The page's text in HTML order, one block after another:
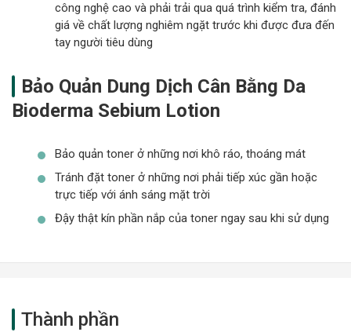
công nghệ cao và phải trải qua quá trình kiểm tra, đánh
giá về chất lượng nghiêm ngặt trước khi được đưa đến
tay người tiêu dùng
Bảo Quản Dung Dịch Cân Bằng Da
Bioderma Sebium Lotion
Bảo quản toner ở những nơi khô ráo, thoáng mát
Tránh đặt toner ở những nơi phải tiếp xúc gần hoặc
trực tiếp với ánh sáng mặt trời
Đậy thật kín phần nắp của toner ngay sau khi sử dụng
Thành phần